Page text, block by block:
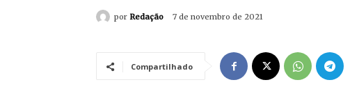
por Redação 7 de novembro de 2021
Compartilhado